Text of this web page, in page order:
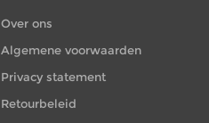
Over ons
Algemene voorwaarden
Privacy statement
Retourbeleid